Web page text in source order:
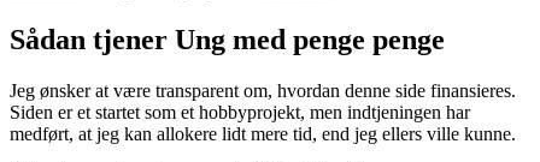
Sådan tjener Ung med penge penge
Jeg ønsker at være transparent om, hvordan denne side finansieres.
Siden er et startet som et hobbyprojekt, men indtjeningen har
medført, at jeg kan allokere lidt mere tid, end jeg ellers ville kunne.